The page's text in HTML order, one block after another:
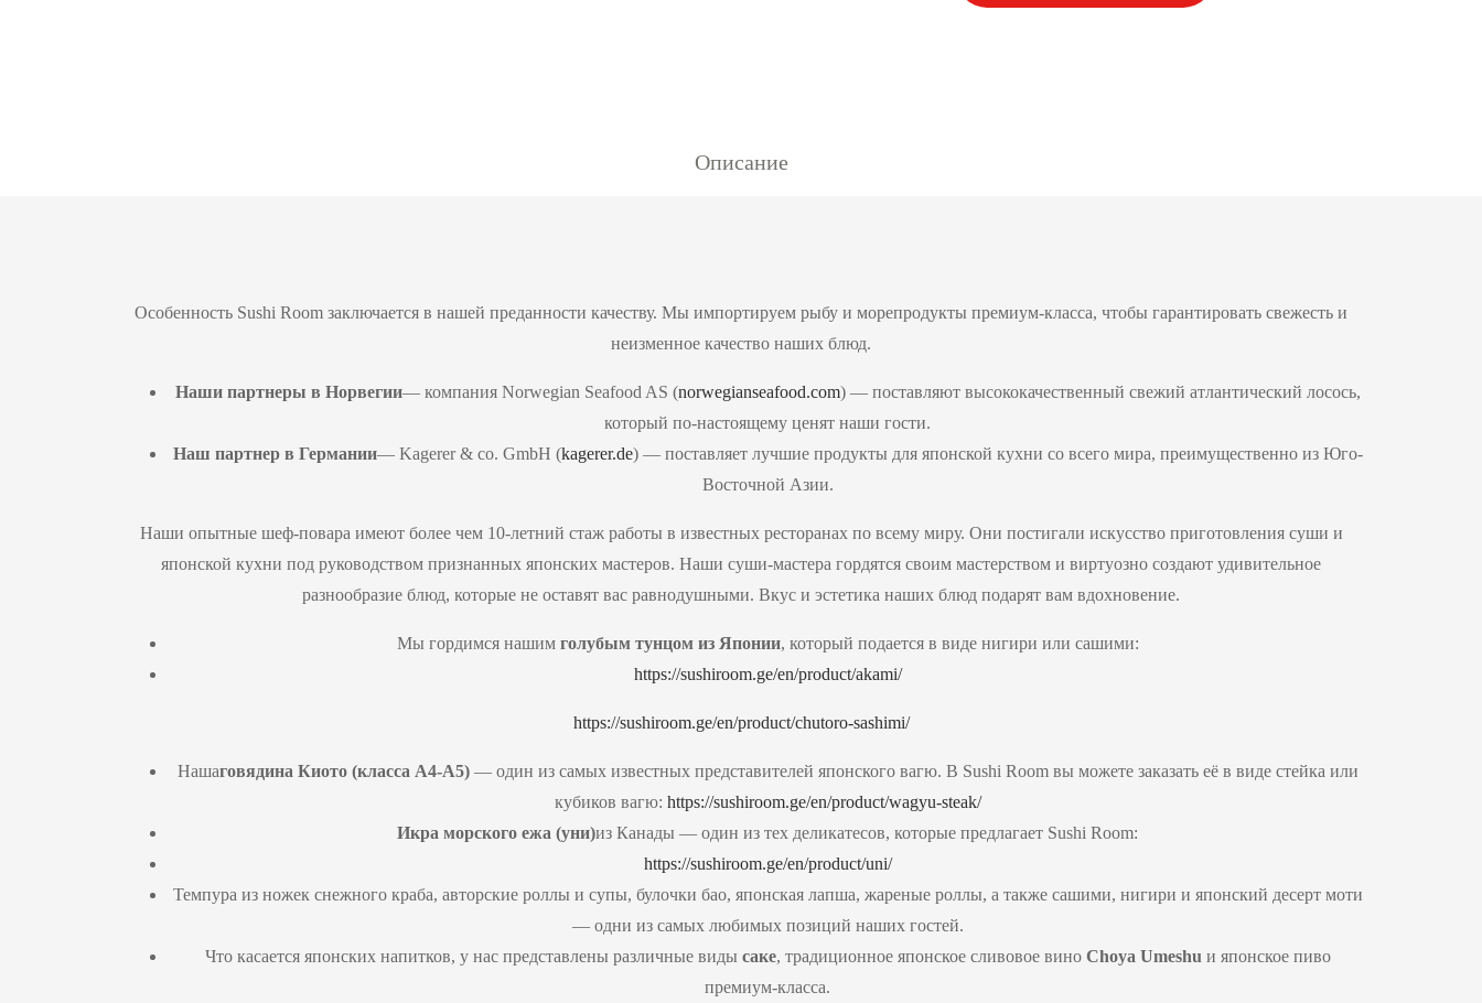
Описание
Особенность Sushi Room заключается в нашей преданности качеству. Мы импортируем рыбу и морепродукты премиум-класса, чтобы гарантировать свежесть и
неизменное качество наших блюд.
Наши партнеры в Норвегии— компания Norwegian Seafood AS (norwegianseafood.com) — поставляют высококачественный свежий атлантический лосось,
который по-настоящему ценят наши гости.
Наш партнер в Германии— Kagerer & co. GmbH (kagerer.de) — поставляет лучшие продукты для японской кухни со всего мира, преимущественно из Юго-
Восточной Азии.
Наши опытные шеф-повара имеют более чем 10-летний стаж работы в известных ресторанах по всему миру. Они постигали искусство приготовления суши и
японской кухни под руководством признанных японских мастеров. Наши суши-мастера гордятся своим мастерством и виртуозно создают удивительное
разнообразие блюд, которые не оставят вас равнодушными. Вкус и эстетика наших блюд подарят вам вдохновение.
Мы гордимся нашим голубым тунцом из Японии, который подается в виде нигири или сашими:
https://sushiroom.ge/en/product/akami/
https://sushiroom.ge/en/product/chutoro-sashimi/
Нашаговядина Киото (класса A4-A5)— один из самых известных представителей японского вагю. В Sushi Room вы можете заказать её в виде стейка или
кубиков вагю: https://sushiroom.ge/en/product/wagyu-steak/
Икра морского ежа (уни)из Канады — один из тех деликатесов, которые предлагает Sushi Room:
https://sushiroom.ge/en/product/uni/
Темпура из ножек снежного краба, авторские роллы и супы, булочки бао, японская лапша, жареные роллы, а также сашими, нигири и японский десерт моти
— одни из самых любимых позиций наших гостей.
Что касается японских напитков, у нас представлены различные виды саке, традиционное японское сливовое вино Choya Umeshuи японское пиво
премиум-класса.